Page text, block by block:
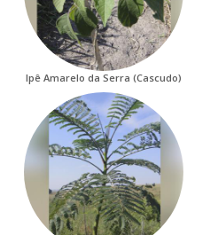
Ipê Amarelo da Serra (Cascudo)